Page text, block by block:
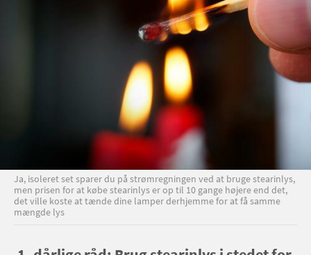
Ja, isoleret set sparer du på strømregningen ved at bruge stearinlys,
men prisen for at købe stearinlys er op til 10 gange højere end det,
det ville koste at tænde dine lamper derhjemme for at få samme
mængde lys